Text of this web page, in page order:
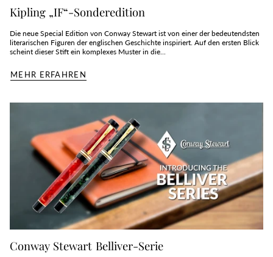
Kipling „IF“-Sonderedition
Die neue Special Edition von Conway Stewart ist von einer der bedeutendsten
literarischen Figuren der englischen Geschichte inspiriert. Auf den ersten Blick
scheint dieser Stift ein komplexes Muster in die...
MEHR ERFAHREN
Conway Stewart Belliver-Serie